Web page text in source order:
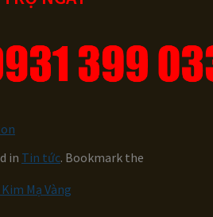
in Tin tức. Bookmark the
Mạ Vàng